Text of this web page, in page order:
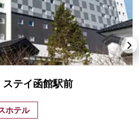
テイ函館駅前
ホテル